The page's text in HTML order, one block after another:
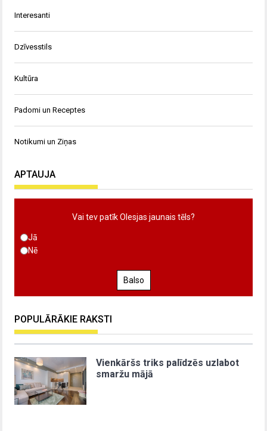
Interesanti
Dzīvesstils
Kultūra
Padomi un Receptes
Notikumi un Ziņas
APTAUJA
Vai tev patīk Olesjas jaunais tēls?
Jā
Nē
Balso
POPULĀRĀKIE RAKSTI
Vienkāršs triks palīdzēs uzlabot
smaržu mājā